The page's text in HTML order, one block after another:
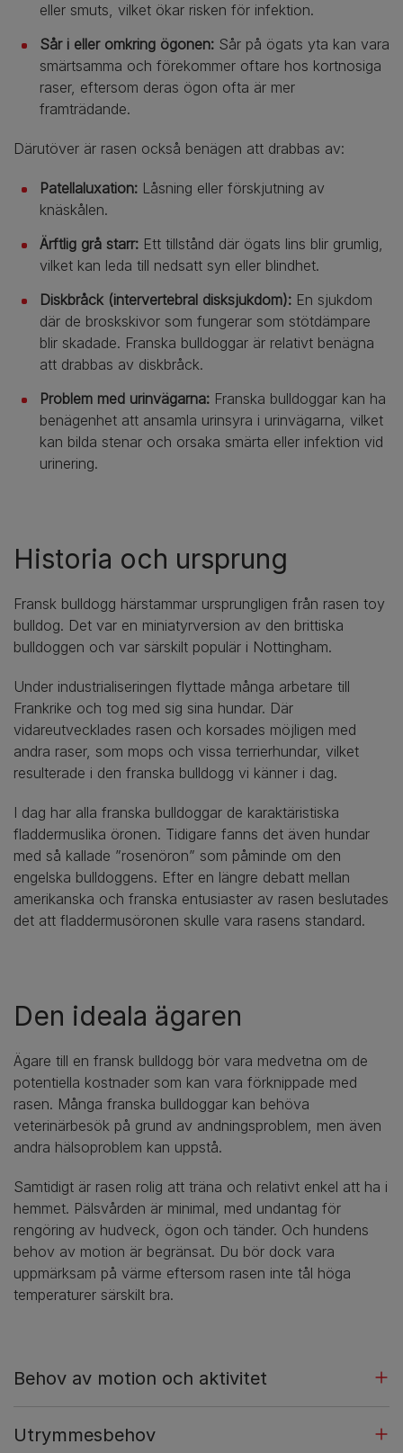
eller smuts, vilket ökar risken för infektion.
Sår i eller omkring ögonen: Sår på ögats yta kan vara
smärtsamma och förekommer oftare hos kortnosiga
raser, eftersom deras ögon ofta är mer
framträdande.
Därutöver är rasen också benägen att drabbas av:
Patellaluxation: Låsning eller förskjutning av
knäskålen.
Ärftlig grå starr: Ett tillstånd där ögats lins blir grumlig,
vilket kan leda till nedsatt syn eller blindhet.
Diskbråck (intervertebral disksjukdom): En sjukdom
där de broskskivor som fungerar som stötdämpare
blir skadade. Franska bulldoggar är relativt benägna
att drabbas av diskbråck.
Problem med urinvägarna: Franska bulldoggar kan ha
benägenhet att ansamla urinsyra i urinvägarna, vilket
kan bilda stenar och orsaka smärta eller infektion vid
urinering.
Historia och ursprung
Fransk bulldogg härstammar ursprungligen från rasen toy
bulldog. Det var en miniatyrversion av den brittiska
bulldoggen och var särskilt populär i Nottingham.
Under industrialiseringen flyttade många arbetare till
Frankrike och tog med sig sina hundar. Där
vidareutvecklades rasen och korsades möjligen med
andra raser, som mops och vissa terrierhundar, vilket
resulterade i den franska bulldogg vi känner i dag.
I dag har alla franska bulldoggar de karaktäristiska
fladdermuslika öronen. Tidigare fanns det även hundar
med så kallade ”rosenöron” som påminde om den
engelska bulldoggens. Efter en längre debatt mellan
amerikanska och franska entusiaster av rasen beslutades
det att fladdermusöronen skulle vara rasens standard.
Den ideala ägaren
Ägare till en fransk bulldogg bör vara medvetna om de
potentiella kostnader som kan vara förknippade med
rasen. Många franska bulldoggar kan behöva
veterinärbesök på grund av andningsproblem, men även
andra hälsoproblem kan uppstå.
Samtidigt är rasen rolig att träna och relativt enkel att ha i
hemmet. Pälsvården är minimal, med undantag för
rengöring av hudveck, ögon och tänder. Och hundens
behov av motion är begränsat. Du bör dock vara
uppmärksam på värme eftersom rasen inte tål höga
temperaturer särskilt bra.
Behov av motion och aktivitet
Utrymmesbehov